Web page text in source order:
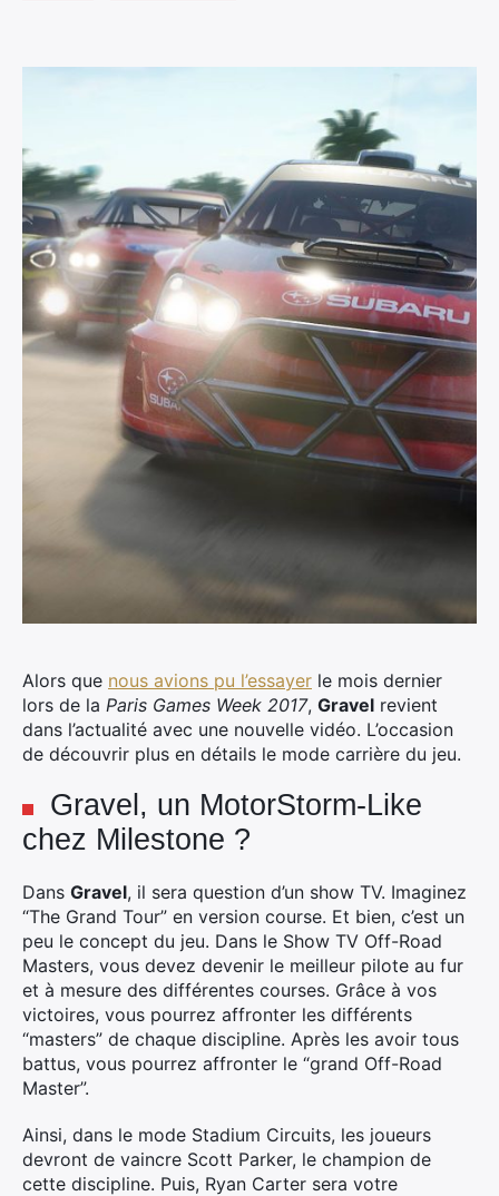
Alors que nous avions pu l’essayer le mois dernier
lors de la Paris Games Week 2017, Gravel revient
dans l’actualité avec une nouvelle vidéo. L’occasion
de découvrir plus en détails le mode carrière du jeu.
Gravel, un MotorStorm-Like
chez Milestone ?
Dans Gravel, il sera question d’un show TV. Imaginez
“The Grand Tour” en version course. Et bien, c’est un
peu le concept du jeu. Dans le Show TV Off-Road
Masters, vous devez devenir le meilleur pilote au fur
et à mesure des différentes courses. Grâce à vos
victoires, vous pourrez affronter les différents
“masters” de chaque discipline. Après les avoir tous
battus, vous pourrez affronter le “grand Off-Road
Master”.
Ainsi, dans le mode Stadium Circuits, les joueurs
devront de vaincre Scott Parker, le champion de
cette discipline. Puis, Ryan Carter sera votre